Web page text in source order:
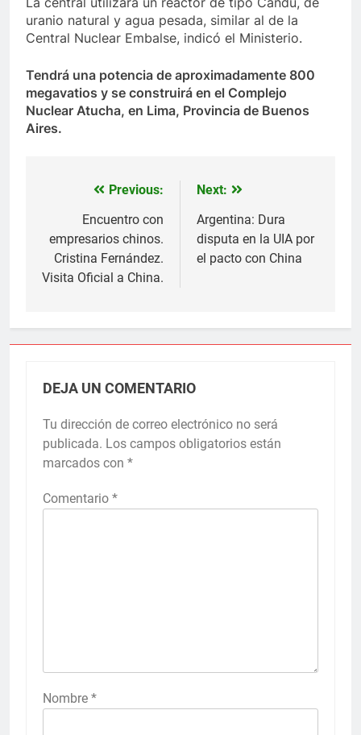
uranio natural y agua pesada, similar al de la
Central Nuclear Embalse, indicó el Ministerio.
Tendrá una potencia de aproximadamente 800
megavatios y se construirá en el Complejo
Nuclear Atucha, en Lima, Provincia de Buenos
Aires.
Navegación
entradas
Previous:
Encuentro con
empresarios chinos.
Cristina Fernández.
Visita Oficial a China.
Next:
Argentina: Dura
disputa en la UIA por
el pacto con China
DEJA UN COMENTARIO
Tu dirección de correo electrónico no será
publicada. Los campos obligatorios están
marcados con *
Comentario *
Nombre *